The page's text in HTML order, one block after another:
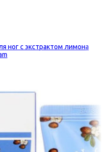
ног с экстрактом лимона